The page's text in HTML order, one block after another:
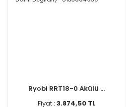
Ryobi RRT18-0 Akülü ...
Fiyat : 3.874,50 TL